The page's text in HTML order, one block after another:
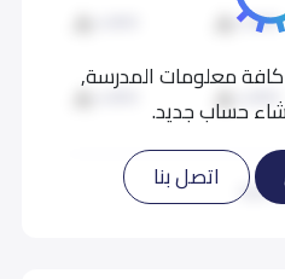
معلومات المدرسة,
حساب جديد.
اتصل بنا المزيد
4,800
4,800
4,800
4,800
4,800